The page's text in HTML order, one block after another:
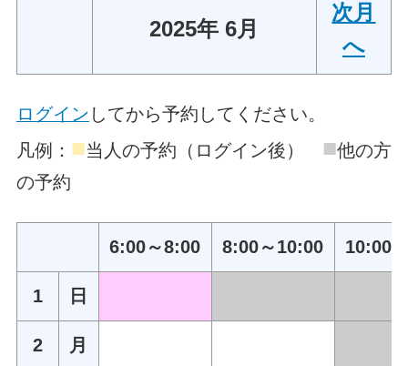
2025年 6月
次月
へ
ログイン してから予約してください。
凡例： ■当人の予約（ログイン後） ■他の方
の予約
6:00～8:00 8:00～10:00 10:00
1 日
2 月